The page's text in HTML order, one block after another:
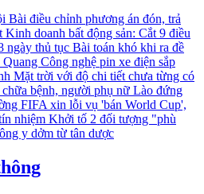
Bài điều chỉnh phương án đón, trả
Kinh doanh bất động sản: Cắt 9 điều
ngày thủ tục Bài toán khó khi ra đề
Quang Công nghệ pin xe điện sắp
Mặt trời với độ chi tiết chưa từng có
bệnh, người phụ nữ Lào đứng
FIFA xin lỗi vụ 'bán World Cup',
nhiệm Khởi tố 2 đối tượng "phù
y dởm từ tân dược